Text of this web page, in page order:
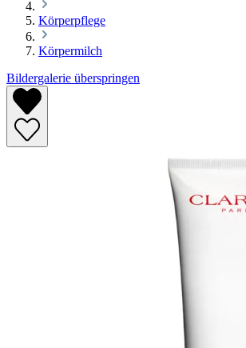
Körperpflege
Körpermilch
Bildergalerie überspringen